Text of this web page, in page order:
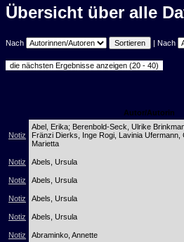
Übersicht über alle
Nach | Nach
Autor/Autorin
Notiz
Abel, Erika; Berenbold-Seck, Ulrike
Fränzi Dierks, Inge Rogi, Lavinia Ufermann,
Marietta
Notiz Abels, Ursula
Notiz
Abels, Ursula
Notiz Abels, Ursula
Notiz
Abels, Ursula
Notiz Abraminko, Annette